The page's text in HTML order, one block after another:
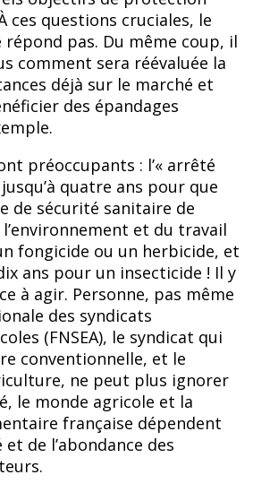
ces questions cruciales, le
pas. Du même coup, il
comment sera réévaluée la
déjà sur le marché et
des épandages
préoccupants : l’« arrêté
quatre ans pour que
de sécurité sanitaire de
et du travail
fongicide ou un herbicide, et
ans pour un insecticide ! Il y
à agir. Personne, pas même
des syndicats
(FNSEA), le syndicat qui
conventionnelle, et le
ne peut plus ignorer
le monde agricole et la
française dépendent
de l’abondance des